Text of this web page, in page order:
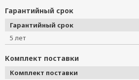
Гарантийный срок
Гарантийный срок
5 лет
Комплект поставки
Комплект поставки